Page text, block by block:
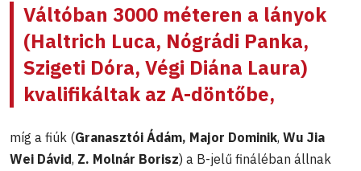
Váltóban 3000 méteren a lányok
(Haltrich Luca, Nógrádi Panka,
Szigeti Dóra, Végi Diána Laura)
kvalifikáltak az A-döntőbe,
míg a fiúk (Granasztói Ádám, Major Dominik, Wu Jia
Wei Dávid, Z. Molnár Borisz) a B-jelű fináléban állnak